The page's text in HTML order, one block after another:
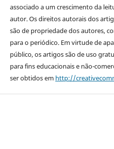
associado a um crescimento da
autor. Os direitos autorais dos
são de propriedade dos autores,
para o periódico. Em virtude de
público, os artigos são de uso
para fins educacionais e não-
ser obtidos em http://